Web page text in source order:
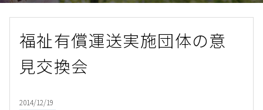
福祉有償運送実施団体の意
見交換会
2014/12/19